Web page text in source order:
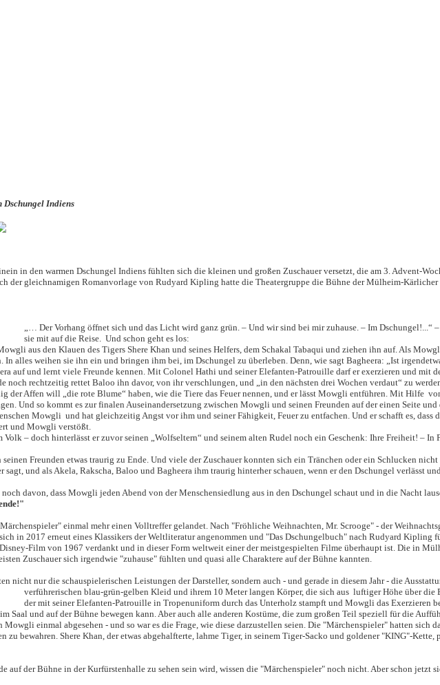
Indiens
in den warmen Dschungel Indiens fühlten sich die kleinen und großen Zuschauer versetzt, die am 3. Advent-
der gleichnamigen Romanvorlage von Rudyard Kipling hatte die Theatergruppe die Bühne der Mülheim-
„… Der Vorhang öffnet sich und das Licht wird ganz grün. – Und wir sind bei mir zuhause. – Im Dschungel!...“
sie mit auf die Reise. Und schon geht es los:
aus den Klauen des Tigers Shere Khan und seines Helfers, dem Schakal Tabaqui und ziehen ihn auf. Als
In alles weihen sie ihn ein und bringen ihm bei, im Dschungel zu überleben. Denn, wie sagt Bagheera: „Ist
auf und lernt viele Freunde kennen. Mit Colonel Hathi und seiner Elefanten-Patrouille darf er exerzieren und
noch rechtzeitig rettet Baloo ihn davor, von ihr verschlungen, und „in den nächsten drei Wochen verdaut“ zu
der Affen will „die rote Blume“ haben, wie die Tiere das Feuer nennen, und er lässt Mowgli entführen. Mit Hilfe
Und so kommt es zur finalen Auseinandersetzung zwischen Mowgli und seinen Freunden auf der einen Seite und
Mowgli und hat gleichzeitig Angst vor ihm und seiner Fähigkeit, Feuer zu entfachen. Und er schafft es, dass
und Mowgli verstößt.
– doch hinterlässt er zuvor seinen „Wolfseltern“ und seinem alten Rudel noch ein Geschenk: Ihre Freiheit! – In
Freunden etwas traurig zu Ende. Und viele der Zuschauer konnten sich ein Tränchen oder ein Schlucken
sagt, und als Akela, Rakscha, Baloo und Bagheera ihm traurig hinterher schauen, wenn er den Dschungel verlässt
davon, dass Mowgli jeden Abend von der Menschensiedlung aus in den Dschungel schaut und in die Nacht
einmal mehr einen Volltreffer gelandet. Nach "Fröhliche Weihnachten, Mr. Scrooge" - der
in 2017 erneut eines Klassikers der Weltliteratur angenommen und "Das Dschungelbuch" nach Rudyard Kipling
Film von 1967 verdankt und in dieser Form weltweit einer der meistgespielten Filme überhaupt ist. Die in
Zuschauer sich irgendwie "zuhause" fühlten und quasi alle Charaktere auf der Bühne kannten.
nicht nur die schauspielerischen Leistungen der Darsteller, sondern auch - und gerade in diesem Jahr - die
verführerischen blau-grün-gelben Kleid und ihrem 10 Meter langen Körper, die sich aus luftiger Höhe über
der mit seiner Elefanten-Patrouille in Tropenuniform durch das Unterholz stampft und Mowgli das Exerzieren
Saal und auf der Bühne bewegen kann. Aber auch alle anderen Kostüme, die zum großen Teil speziell für die
einmal abgesehen - und so war es die Frage, wie diese darzustellen seien. Die "Märchenspieler" hatten sich
zu bewahren. Shere Khan, der etwas abgehalfterte, lahme Tiger, in seinem Tiger-Sacko und goldener "KING"-Kette,
auf der Bühne in der Kurfürstenhalle zu sehen sein wird, wissen die "Märchenspieler" noch nicht. Aber schon